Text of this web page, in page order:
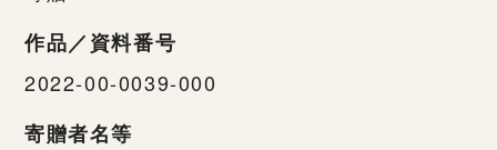
作品／資料番号
2022-00-0039-000
寄贈者名等